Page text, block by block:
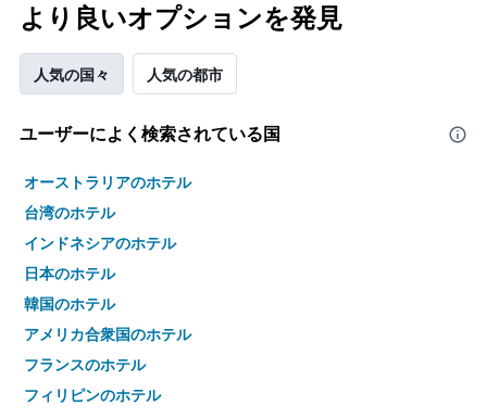
より良いオプションを発見
人気の国々 人気の都市
ユーザーによく検索されている国
オーストラリアのホテル
台湾のホテル
インドネシアのホテル
日本のホテル
韓国のホテル
アメリカ合衆国のホテル
フランスのホテル
フィリピンのホテル